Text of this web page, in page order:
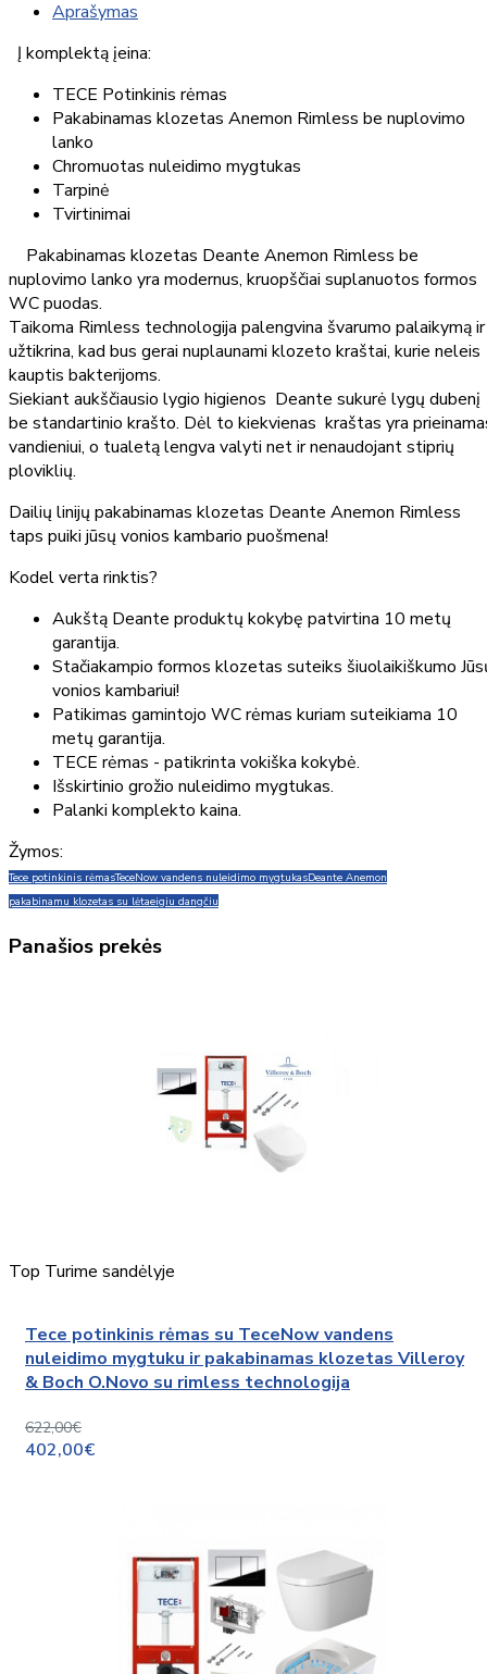
Aprašymas
Į komplektą įeina:
TECE Potinkinis rėmas
Pakabinamas klozetas Anemon Rimless be nuplovimo
lanko
Chromuotas nuleidimo mygtukas
Tarpinė
Tvirtinimai
Pakabinamas klozetas Deante Anemon Rimless be
nuplovimo lanko yra modernus, kruopščiai suplanuotos formos
WC puodas.
Taikoma Rimless technologija palengvina švarumo palaikymą ir
užtikrina, kad bus gerai nuplaunami klozeto kraštai, kurie neleis
kauptis bakterijoms.
Siekiant aukščiausio lygio higienos Deante sukurė lygų dubenį
be standartinio krašto. Dėl to kiekvienas kraštas yra
vandieniui, o tualetą lengva valyti net ir nenaudojant stiprių
ploviklių.
Dailių linijų pakabinamas klozetas Deante Anemon Rimless
taps puiki jūsų vonios kambario puošmena!
Kodel verta rinktis?
Aukštą Deante produktų kokybę patvirtina 10 metų
garantija.
Stačiakampio formos klozetas suteiks šiuolaikiškumo
vonios kambariui!
Patikimas gamintojo WC rėmas kuriam suteikiama 10
metų garantija.
TECE rėmas - patikrinta vokiška kokybė.
Išskirtinio grožio nuleidimo mygtukas.
Palanki komplekto kaina.
Žymos:
Tece potinkinis rėmasTeceNow vandens nuleidimo mygtukasDeante Anemon
pakabinamu klozetas su lėtaeigiu dangčiu
Panašios prekės
Top Turime sandėlyje
Tece potinkinis rėmas su TeceNow vandens
nuleidimo mygtuku ir pakabinamas klozetas Villeroy
& Boch O.Novo su rimless technologija
622,00€
402,00€